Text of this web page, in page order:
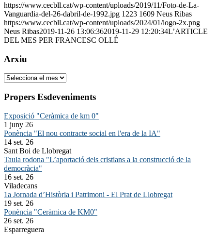
https://www.cecbll.cat/wp-content/uploads/2019/11/Foto-de-La-
Vanguardia-del-26-dabril-de-1992.jpg 1223 1609 Neus Ribas
https://www.cecbll.cat/wp-content/uploads/2024/01/logo-2x.png
Neus Ribas2019-11-26 13:06:362019-11-29 12:20:34L’ARTICLE
DEL MES PER FRANCESC OLLÉ
Arxiu
Arxiu
Propers Esdeveniments
Exposició "Ceràmica de km 0"
1 juny 26
Ponència "El nou contracte social en l'era de la IA"
14 set. 26
Sant Boi de Llobregat
Taula rodona "L’aportació dels cristians a la construcció de la
democràcia"
16 set. 26
Viladecans
1a Jornada d’Història i Patrimoni - El Prat de Llobregat
19 set. 26
Ponència "Ceràmica de KM0"
26 set. 26
Esparreguera